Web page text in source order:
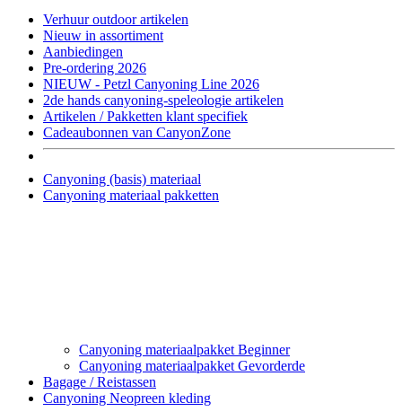
Verhuur outdoor artikelen
Nieuw in assortiment
Aanbiedingen
Pre-ordering 2026
NIEUW - Petzl Canyoning Line 2026
2de hands canyoning-speleologie artikelen
Artikelen / Pakketten klant specifiek
Cadeaubonnen van CanyonZone
Canyoning (basis) materiaal
Canyoning materiaal pakketten
Canyoning materiaalpakket Beginner
Canyoning materiaalpakket Gevorderde
Bagage / Reistassen
Canyoning Neopreen kleding